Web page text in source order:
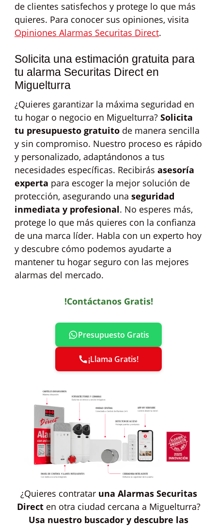
de clientes satisfechos y protege lo que más
quieres. Para conocer sus opiniones, visita
Opiniones Alarmas Securitas Direct.
Solicita una estimación gratuita para
tu alarma Securitas Direct en
Miguelturra
¿Quieres garantizar la máxima seguridad en
tu hogar o negocio en Miguelturra? Solicita
tu presupuesto gratuito de manera sencilla
y sin compromiso. Nuestro proceso es rápido
y personalizado, adaptándonos a tus
necesidades específicas. Recibirás asesoría
experta para escoger la mejor solución de
protección, asegurando una seguridad
inmediata y profesional. No esperes más,
protege lo que más quieres con la confianza
de una marca líder. Habla con un experto hoy
y descubre cómo podemos ayudarte a
mantener tu hogar seguro con las mejores
alarmas del mercado.
!Contáctanos Gratis!
Presupuesto Gratis
¡Llama Gratis!
¿Quieres contratar una Alarmas Securitas
Directen otra ciudad cercana a Miguelturra?
Usa nuestro buscador y descubre las